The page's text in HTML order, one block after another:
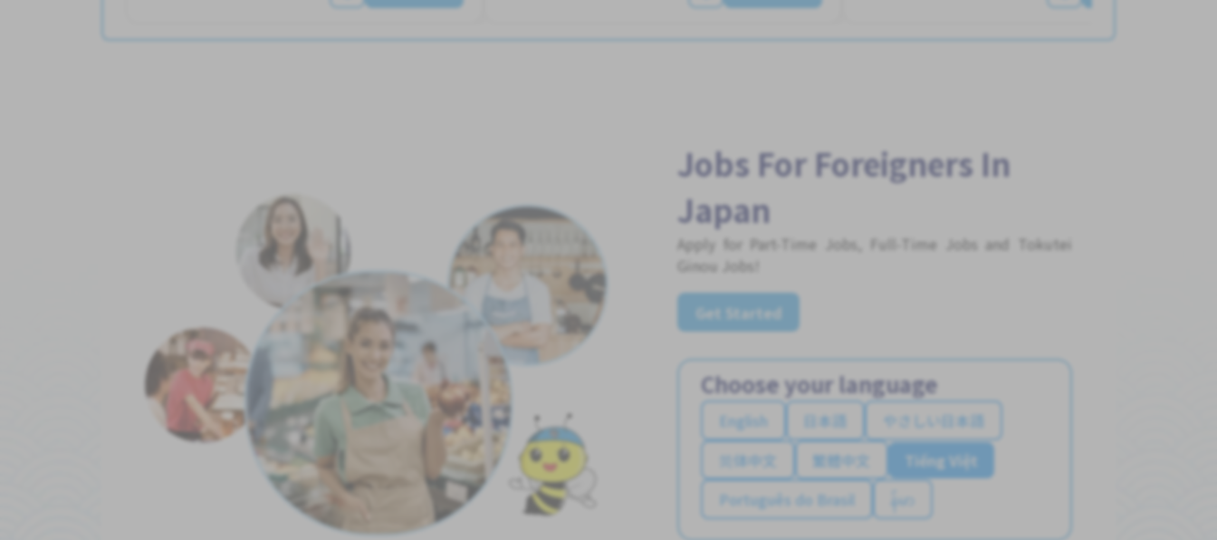
Jobs For Foreigners In
Japan
Apply for Part-Time Jobs, Full-Time Jobs and Tokutei
Ginou Jobs!
Get Started
Choose your language
English 日本語
やさしい日本語
简体中文
繁體中文
Tiếng Việt
Português do Brasil
န်မာ